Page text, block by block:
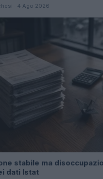
· 4 Ago 2026
stabile ma
dati Istat